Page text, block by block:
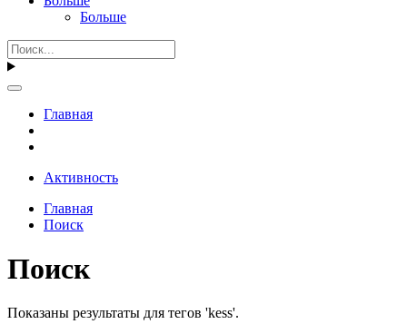
Больше
Главная
Активность
Главная
Поиск
Поиск
Показаны результаты для тегов 'kess'.